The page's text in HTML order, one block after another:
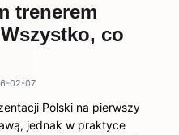
trenerem
co
02-07
Polski na pierwszy
jednak w praktyce